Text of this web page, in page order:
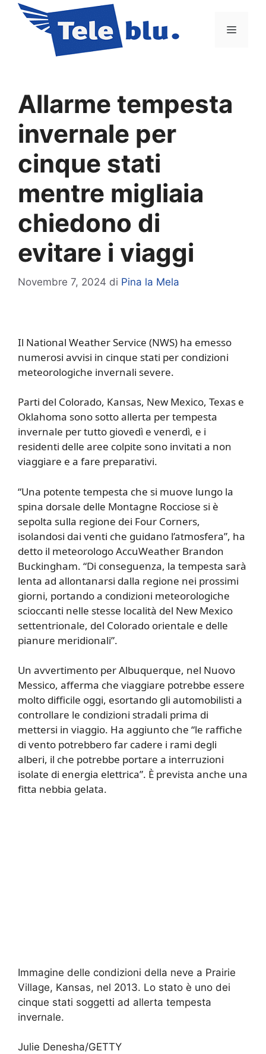
contenuto
Menu
Allarme tempesta
invernale per
cinque stati
mentre migliaia
chiedono di
evitare i viaggi
Novembre 7, 2024 di Pina la Mela
Il National Weather Service (NWS) ha emesso
numerosi avvisi in cinque stati per condizioni
meteorologiche invernali severe.
Parti del Colorado, Kansas, New Mexico, Texas e
Oklahoma sono sotto allerta per tempesta
invernale per tutto giovedì e venerdì, e i
residenti delle aree colpite sono invitati a non
viaggiare e a fare preparativi.
“Una potente tempesta che si muove lungo la
spina dorsale delle Montagne Rocciose si è
sepolta sulla regione dei Four Corners,
isolandosi dai venti che guidano l’atmosfera”, ha
detto il meteorologo AccuWeather Brandon
Buckingham. “Di conseguenza, la tempesta sarà
lenta ad allontanarsi dalla regione nei prossimi
giorni, portando a condizioni meteorologiche
scioccanti nelle stesse località del New Mexico
settentrionale, del Colorado orientale e delle
pianure meridionali”.
Un avvertimento per Albuquerque, nel Nuovo
Messico, afferma che viaggiare potrebbe essere
molto difficile oggi, esortando gli automobilisti a
controllare le condizioni stradali prima di
mettersi in viaggio. Ha aggiunto che “le raffiche
di vento potrebbero far cadere i rami degli
alberi, il che potrebbe portare a interruzioni
isolate di energia elettrica”. È prevista anche una
fitta nebbia gelata.
Immagine delle condizioni della neve a Prairie
Village, Kansas, nel 2013. Lo stato è uno dei
cinque stati soggetti ad allerta tempesta
invernale.
Julie Denesha/GETTY